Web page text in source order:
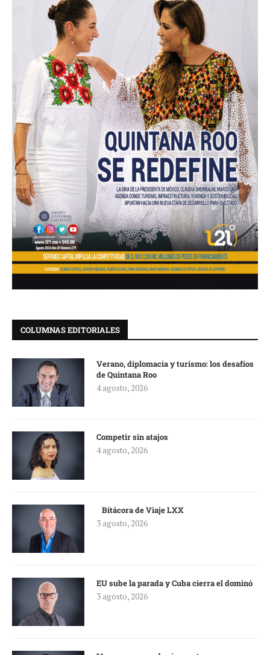
COLUMNAS EDITORIALES
Verano, diplomacia y turismo: los desafíos
de Quintana Roo
4 agosto, 2026
Competir sin atajos
4 agosto, 2026
Bitácora de Viaje LXX
3 agosto, 2026
EU sube la parada y Cuba cierra el dominó
3 agosto, 2026